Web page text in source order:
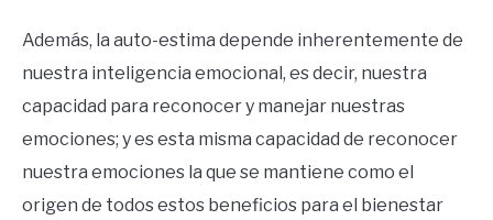
Además, la auto-estima depende inherentemente de
nuestra inteligencia emocional, es decir, nuestra
capacidad para reconocer y manejar nuestras
emociones; y es esta misma capacidad de reconocer
nuestra emociones la que se mantiene como el
origen de todos estos beneficios para el bienestar